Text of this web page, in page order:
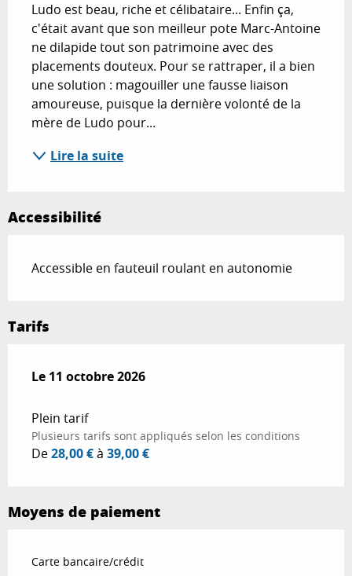
Ludo est beau, riche et célibataire... Enfin ça,
c'était avant que son meilleur pote Marc-Antoine
ne dilapide tout son patrimoine avec des
placements douteux. Pour se rattraper, il a bien
une solution : magouiller une fausse liaison
amoureuse, puisque la dernière volonté de la
mère de Ludo pour...
Lire la suite
Accessibilité
Accessible en fauteuil roulant en autonomie
Tarifs
Le 11 octobre 2026
Le 11 octobre 2026
Plein tarif
Plusieurs tarifs sont appliqués selon les conditions
De28,00 €à 39,00 €
Moyens de paiement
Carte bancaire/crédit